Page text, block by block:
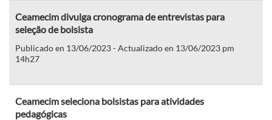
Ceamecim divulga cronograma de entrevistas para
seleção de bolsista
Publicado en 13/06/2023 - Actualizado en 13/06/2023 pm
14h27
Ceamecim seleciona bolsistas para atividades
pedagógicas